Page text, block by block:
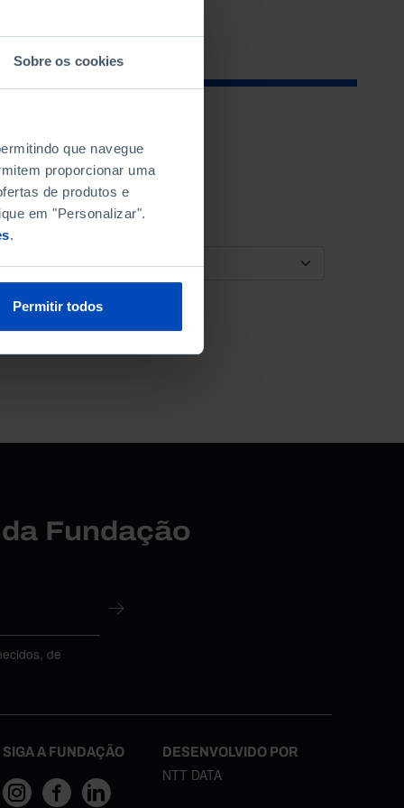
Sobre os cookies
que navegue
proporcionar uma
de produtos e
em "Personalizar".
.
Permitir todos
ORDENAR POR
Fundação
de
SIGA A FUNDAÇÃO DESENVOLVIDO POR
NTT DATA